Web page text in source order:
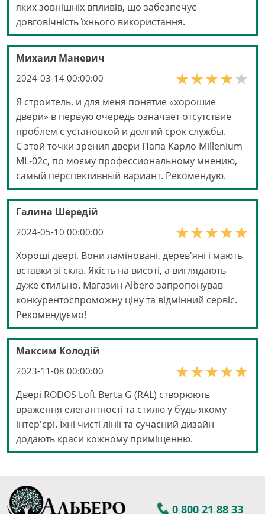
яких зовнішніх впливів, що забезпечує
довговічність їхнього використання.
Михаил Маневич
2024-03-14 00:00:00
Я строитель, и для меня понятие «хорошие
двери» в первую очередь означает отсутствие
проблем с установкой и долгий срок службы.
С этой точки зрения двери Папа Карло Millenium
ML-02с, по моєму профессиональному мнению,
самый перспективный вариант. Рекомендую.
Галина Шередій
2024-05-10 00:00:00
Хороші двері. Вони ламіновані, дерев'яні і мають
вставки зі скла. Якість на висоті, а виглядають
дуже стильно. Магазин Albero запропонував
конкурентоспроможну ціну та відмінний сервіс.
Рекомендуємо!
Максим Колодій
2023-11-08 00:00:00
Двері RODOS Loft Berta G (RAL) створюють
враження елегантності та стилю у будь-якому
інтер'єрі. Їхні чисті лінії та сучасний дизайн
додають краси кожному приміщенню.
0 800 21 88 33